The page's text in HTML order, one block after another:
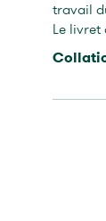
travail
Le